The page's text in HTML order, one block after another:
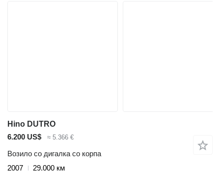
Hino DUTRO
6.200 US$
≈ 5.366 €
Возило со дигалка со корпа
2007
29.000 км